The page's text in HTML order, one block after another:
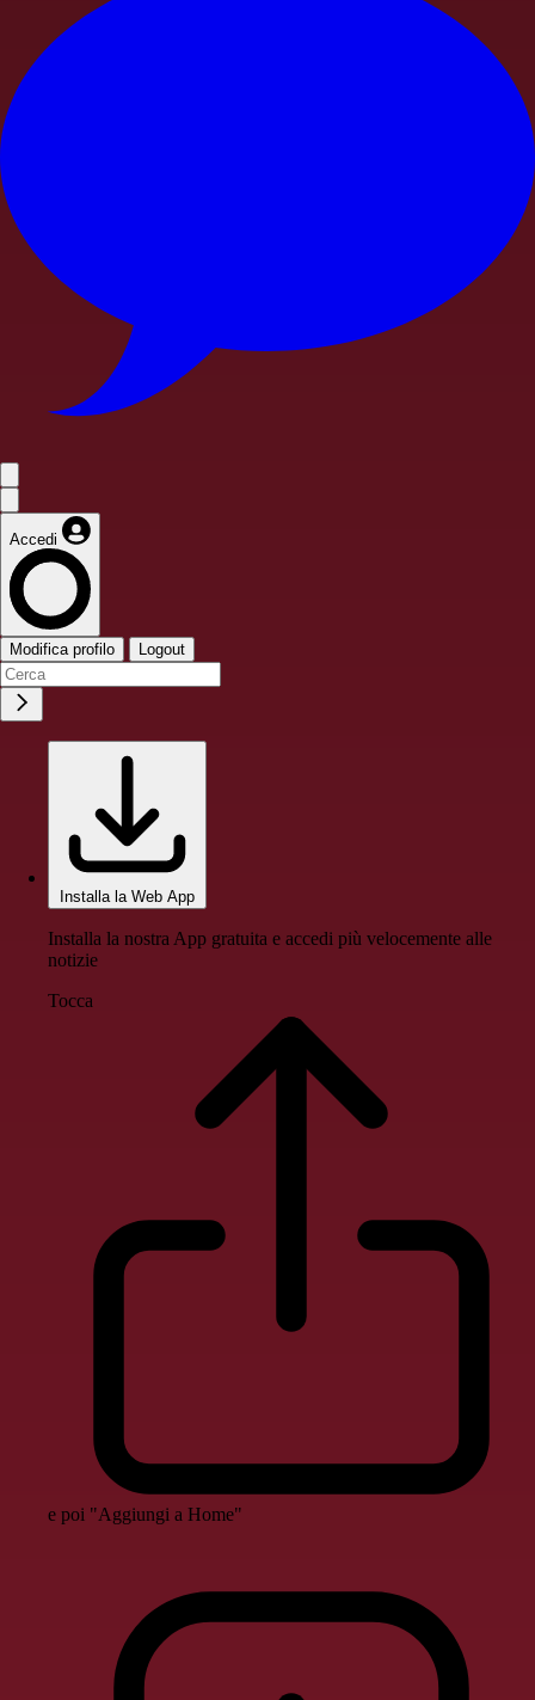
Accedi
Modifica profilo Logout
Installa la Web App
Installa la nostra App gratuita e accedi più velocemente alle
notizie
Tocca
e poi "Aggiungi a Home"